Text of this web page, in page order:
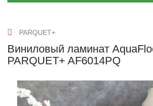
PARQUET+
Виниловый ламинат
PARQUET+ AF6014PQ